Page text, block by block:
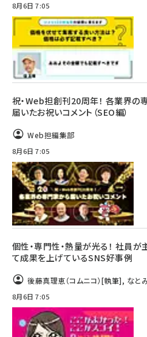
8月6日 7:05
祝・Web担創刊20周年！ 各業界の
届いたお祝いコメント（SEO編）
Web担編集部
8月6日 7:05
個性・専門性・熱量が光る！ 社員が
て成果を上げているSNS好事例
後藤真理恵（コムニコ）[執筆], なと
8月6日 7:05